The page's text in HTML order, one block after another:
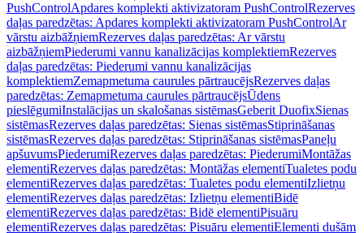
PushControlApdares komplekti aktivizatoram PushControlRezerves
daļas paredzētas: Apdares komplekti aktivizatoram PushControlAr
vārstu aizbāžņiemRezerves daļas paredzētas: Ar vārstu
aizbāžņiemPiederumi vannu kanalizācijas komplektiemRezerves
daļas paredzētas: Piederumi vannu kanalizācijas
komplektiemZemapmetuma caurules pārtraucējsRezerves daļas
paredzētas: Zemapmetuma caurules pārtraucējsŪdens
pieslēgumiInstalācijas un skalošanas sistēmasGeberit DuofixSienas
sistēmasRezerves daļas paredzētas: Sienas sistēmasStiprināšanas
sistēmasRezerves daļas paredzētas: Stiprināšanas sistēmasPaneļu
apšuvumsPiederumiRezerves daļas paredzētas: PiederumiMontāžas
elementiRezerves daļas paredzētas: Montāžas elementiTualetes podu
elementiRezerves daļas paredzētas: Tualetes podu elementiIzlietņu
elementiRezerves daļas paredzētas: Izlietņu elementiBidē
elementiRezerves daļas paredzētas: Bidē elementiPisuāru
elementiRezerves daļas paredzētas: Pisuāru elementiElementi dušām